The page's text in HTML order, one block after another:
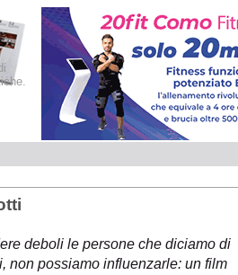
deboli le persone che diciamo di
non possiamo influenzarle: un film